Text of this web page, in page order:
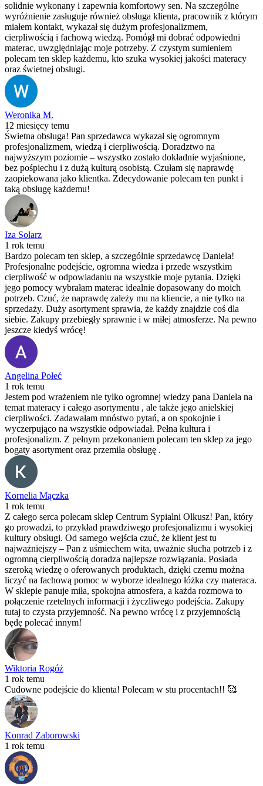
solidnie wykonany i zapewnia komfortowy sen. Na szczególne
wyróżnienie zasługuje również obsługa klienta, pracownik z którym
miałem kontakt, wykazał się dużym profesjonalizmem,
cierpliwością i fachową wiedzą. Pomógł mi dobrać odpowiedni
materac, uwzględniając moje potrzeby. Z czystym sumieniem
polecam ten sklep każdemu, kto szuka wysokiej jakości materacy
oraz świetnej obsługi.
Weronika M.
12 miesięcy temu
Świetna obsługa! Pan sprzedawca wykazał się ogromnym
profesjonalizmem, wiedzą i cierpliwością. Doradztwo na
najwyższym poziomie – wszystko zostało dokładnie wyjaśnione,
bez pośpiechu i z dużą kulturą osobistą. Czułam się naprawdę
zaopiekowana jako klientka. Zdecydowanie polecam ten punkt i
taką obsługę każdemu!
Iza Solarz
1 rok temu
Bardzo polecam ten sklep, a szczególnie sprzedawcę Daniela!
Profesjonalne podejście, ogromna wiedza i przede wszystkim
cierpliwość w odpowiadaniu na wszystkie moje pytania. Dzięki
jego pomocy wybrałam materac idealnie dopasowany do moich
potrzeb. Czuć, że naprawdę zależy mu na kliencie, a nie tylko na
sprzedaży. Duży asortyment sprawia, że każdy znajdzie coś dla
siebie. Zakupy przebiegły sprawnie i w miłej atmosferze. Na pewno
jeszcze kiedyś wrócę!
Angelina Połeć
1 rok temu
Jestem pod wrażeniem nie tylko ogromnej wiedzy pana Daniela na
temat materacy i całego asortymentu , ale także jego anielskiej
cierpliwości. Zadawałam mnóstwo pytań, a on spokojnie i
wyczerpująco na wszystkie odpowiadał. Pełna kultura i
profesjonalizm. Z pełnym przekonaniem polecam ten sklep za jego
bogaty asortyment oraz przemiła obsługę .
Kornelia Mączka
1 rok temu
Z całego serca polecam sklep Centrum Sypialni Olkusz! Pan, który
go prowadzi, to przykład prawdziwego profesjonalizmu i wysokiej
kultury obsługi. Od samego wejścia czuć, że klient jest tu
najważniejszy – Pan z uśmiechem wita, uważnie słucha potrzeb i z
ogromną cierpliwością doradza najlepsze rozwiązania. Posiada
szeroką wiedzę o oferowanych produktach, dzięki czemu można
liczyć na fachową pomoc w wyborze idealnego łóżka czy materaca.
W sklepie panuje miła, spokojna atmosfera, a każda rozmowa to
połączenie rzetelnych informacji i życzliwego podejścia. Zakupy
tutaj to czysta przyjemność. Na pewno wrócę i z przyjemnością
będę polecać innym!
Wiktoria Rogóż
1 rok temu
Cudowne podejście do klienta! Polecam w stu procentach!! 🥰
Konrad Zaborowski
1 rok temu